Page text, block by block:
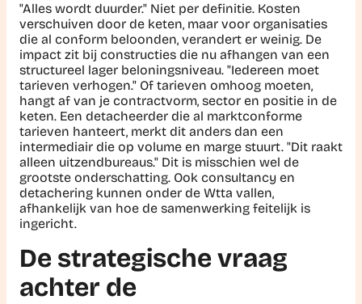
"Alles wordt duurder." Niet per definitie. Kosten
verschuiven door de keten, maar voor organisaties
die al conform beloonden, verandert er weinig. De
impact zit bij constructies die nu afhangen van een
structureel lager beloningsniveau. "Iedereen moet
tarieven verhogen." Of tarieven omhoog moeten,
hangt af van je contractvorm, sector en positie in de
keten. Een detacheerder die al marktconforme
tarieven hanteert, merkt dit anders dan een
intermediair die op volume en marge stuurt. "Dit raakt
alleen uitzendbureaus." Dit is misschien wel de
grootste onderschatting. Ook consultancy en
detachering kunnen onder de Wtta vallen,
afhankelijk van hoe de samenwerking feitelijk is
ingericht.
De strategische vraag
achter de